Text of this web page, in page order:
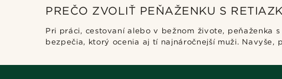
€ €
PREČO ZVOLIŤ PEŇAŽENKU S
Pri práci, cestovaní alebo v bežnom živote, peňaženka
bezpečia, ktorý ocenia aj tí najnáročnejší muži.